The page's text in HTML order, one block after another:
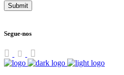
Segue-nos